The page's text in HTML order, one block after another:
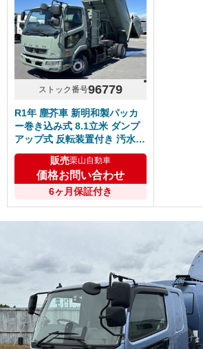
ストック番号96779
R1年 塵芥車 新明和製パッカ
ー巻き込み式 8.1立米 ダンプ
アップ式 反転装置付き 汚水タ
ンク 6速マニュアル ふそうフ
ァイター クラッチO/H済！
販売栗山自動車
価格お問い合わせ
6ヶ月保証付き